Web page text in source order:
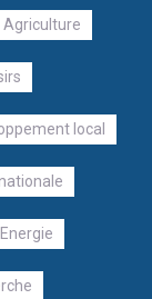
Agriculture
local
Energie